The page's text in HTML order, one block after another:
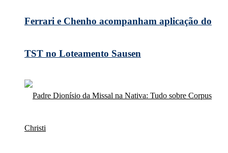
Ferrari e Chenho acompanham aplicação do
TST no Loteamento Sausen